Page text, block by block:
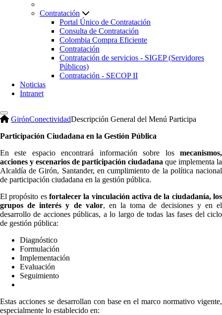
Contratación
Portal Único de Contratación
Consulta de Contratación
Colombia Compra Eficiente
Contratación
Contratación de servicios - SIGEP (Servidores
Públicos)
Contratación - SECOP II
Noticias
Intranet
GirónConectividadDescripción General del Menú Participa
Participación Ciudadana en la Gestión Pública
En este espacio encontrará información sobre los mecanismos,
acciones y escenarios de participación ciudadana que implementa la
Alcaldía de Girón, Santander, en cumplimiento de la política nacional
de participación ciudadana en la gestión pública.
El propósito es fortalecer la vinculación activa de la ciudadanía, los
grupos de interés y de valor, en la toma de decisiones y en el
desarrollo de acciones públicas, a lo largo de todas las fases del ciclo
de gestión pública:
Diagnóstico
Formulación
Implementación
Evaluación
Seguimiento
Estas acciones se desarrollan con base en el marco normativo vigente,
especialmente lo establecido en: